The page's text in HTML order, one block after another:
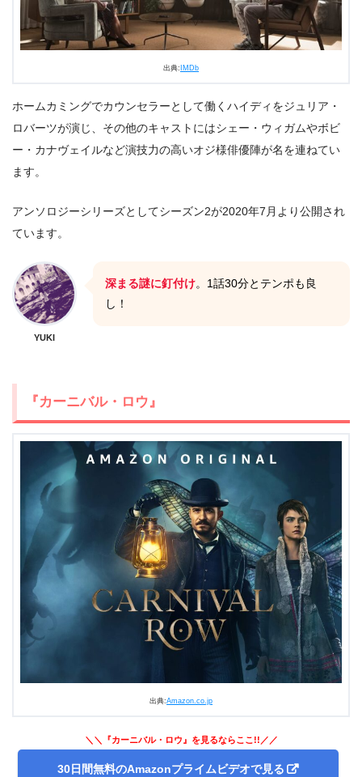
出典: IMDb
ホームカミングでカウンセラーとして働くハイディをジュリア・
ロバーツが演じ、その他のキャストにはシェー・ウィガムやボビ
ー・カナヴェイルなど演技力の高いオジ様俳優陣が名を連ねてい
ます。
アンソロジーシリーズとしてシーズン2が2020年7月より公開され
ています。
YUKI
深まる謎に釘付け。1話30分とテンポも良
し！
『カーニバル・ロウ』
出典:Amazon.co.jp
＼＼『カーニバル・ロウ』を見るならここ!!／／
30日間無料のAmazonプライムビデオで見る